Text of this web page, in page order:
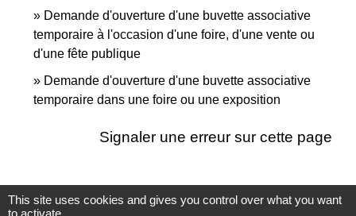
Demande d'ouverture d'une buvette associative
temporaire à l'occasion d'une foire, d'une vente ou
d'une fête publique
Demande d'ouverture d'une buvette associative
temporaire dans une foire ou une exposition
Signaler une erreur sur cette page
This site uses cookies and gives you control over what you want
to activate